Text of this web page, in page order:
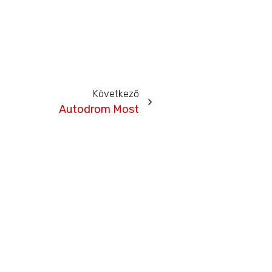
Következő
Autodrom Most